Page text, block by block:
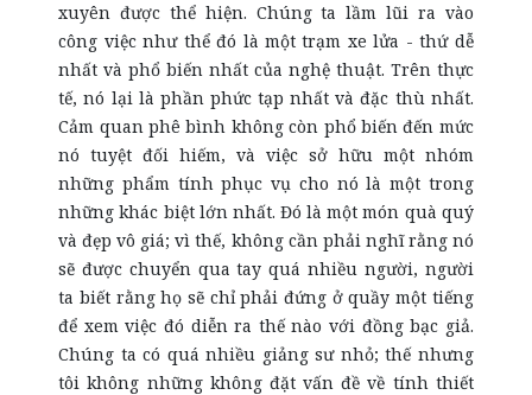
xuyên được thể hiện. Chúng ta lầm lũi ra vào
công việc như thể đó là một trạm xe lửa - thứ dễ
nhất và phổ biến nhất của nghệ thuật. Trên thực
tế, nó lại là phần phức tạp nhất và đặc thù nhất.
Cảm quan phê bình không còn phổ biến đến mức
nó tuyệt đối hiếm, và việc sở hữu một nhóm
những phẩm tính phục vụ cho nó là một trong
những khác biệt lớn nhất. Đó là một món quà quý
và đẹp vô giá; vì thế, không cần phải nghĩ rằng nó
sẽ được chuyển qua tay quá nhiều người, người
ta biết rằng họ sẽ chỉ phải đứng ở quầy một tiếng
để xem việc đó diễn ra thế nào với đồng bạc giả.
Chúng ta có quá nhiều giảng sư nhỏ; thế nhưng
tôi không những không đặt vấn đề về tính thiết